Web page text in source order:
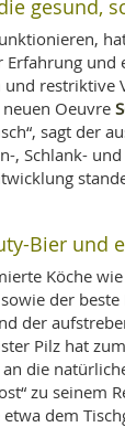
gesund,
Erfahrung
restriktive
Oeuvre
sagt der
, Schlank-
Bier und
Köche
der beste
der
Pilz hat
die
zu seinem
dem